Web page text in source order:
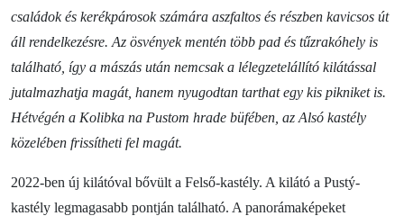
családok és kerékpárosok számára aszfaltos és részben kavicsos út
áll rendelkezésre. Az ösvények mentén több pad és tűzrakóhely is
található, így a mászás után nemcsak a lélegzetelállító kilátással
jutalmazhatja magát, hanem nyugodtan tarthat egy kis pikniket is.
Hétvégén a Kolibka na Pustom hrade büfében, az Alsó kastély
közelében frissítheti fel magát.
2022-ben új kilátóval bővült a Felső-kastély. A kilátó a Pustý-
kastély legmagasabb pontján található. A panorámaképeket